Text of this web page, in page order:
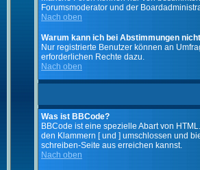
Forumsmoderator und der
Nach oben
Warum kann ich bei Abstimmungen
Nur registrierte Benutzer können an
erforderlichen Rechte dazu.
Nach oben
Was ist BBCode?
BBCode ist eine spezielle Abart von
den Klammern [ und ] umschlossen und
schreiben-Seite aus erreichen kannst.
Nach oben